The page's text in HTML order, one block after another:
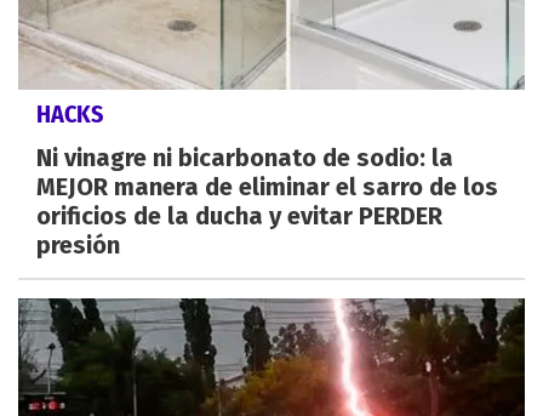
HACKS
Ni vinagre ni bicarbonato de sodio: la
MEJOR manera de eliminar el sarro de los
orificios de la ducha y evitar PERDER
presión